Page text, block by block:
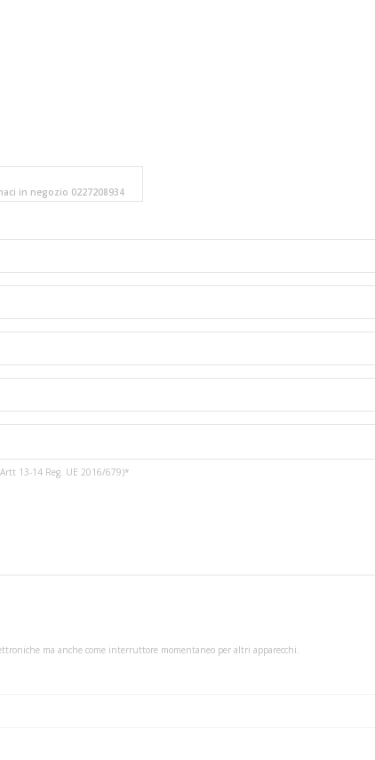
in negozio 0227208934
13-14 Reg. UE 2016/679)*
ma anche come interruttore momentaneo per altri apparecchi.